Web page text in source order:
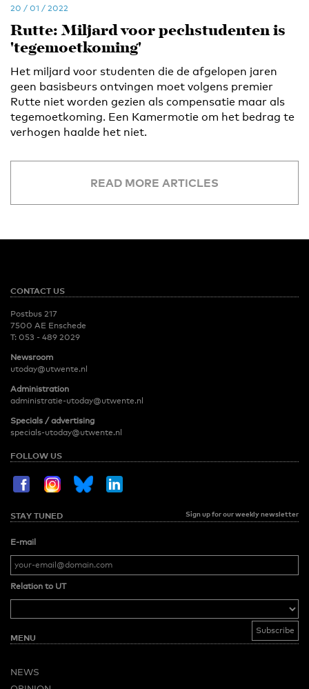
20 / 01 / 2022
Rutte: Miljard voor pechstudenten is
'tegemoetkoming'
Het miljard voor studenten die de afgelopen jaren
geen basisbeurs ontvingen moet volgens premier
Rutte niet worden gezien als compensatie maar als
tegemoetkoming. Een Kamermotie om het bedrag te
verhogen haalde het niet.
READ MORE ARTICLES
CONTACT US
Postbus 217
7500 AE Enschede
T: 053 - 489 2029
Newsroom
utoday@utwente.nl
Administration
administratie-utoday@utwente.nl
Specials / advertising
specials-utoday@utwente.nl
FOLLOW US
STAY TUNED Sign up for our weekly newsletter
E-mail
Relation to UT
MENU
NEWS